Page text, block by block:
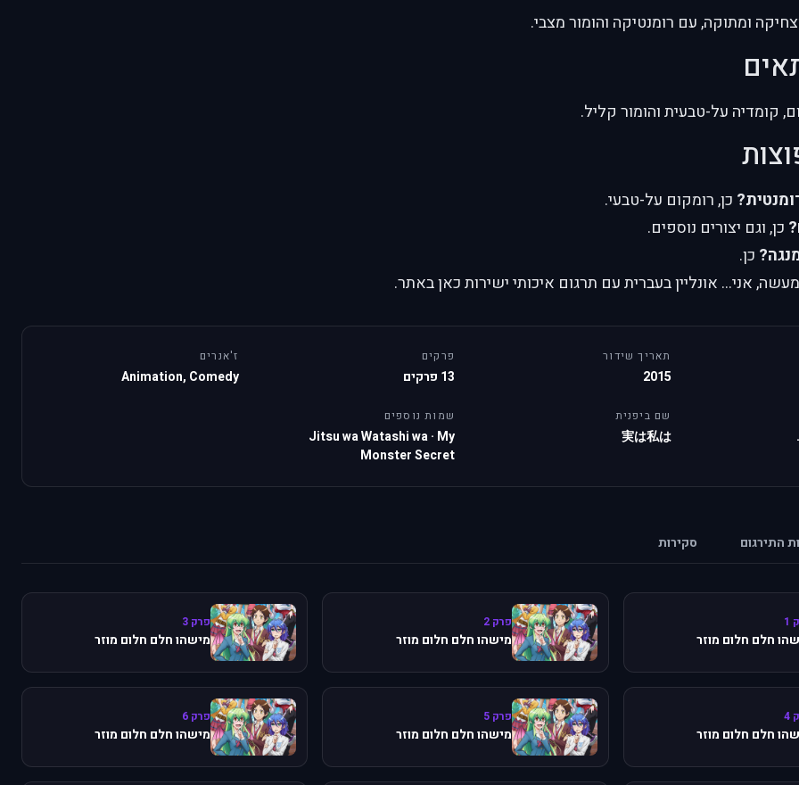
ומתוקה, עם רומנטיקה והומור מצבי.
קומדיה על-טבעית והומור קליל.
כן, רומקום על-טבעי.
כן, וגם יצורים נוספים.
כן.
אני… אונליין בעברית עם תרגום איכותי ישירות כאן באתר.
תאריך שידור
2015
פרקים
13 פרקים
ז'אנרים
Animation, Comedy
שם ביפנית
実は私は
שמות נוספים
Jitsu wa Watashi wa· My
Monster Secret
התירגום סקירות
חלם חלום מוזר
פרק 2
מישהו חלם חלום מוזר
פרק 3
מישהו חלם חלום מוזר
חלם חלום מוזר
פרק 5
מישהו חלם חלום מוזר
פרק 6
מישהו חלם חלום מוזר